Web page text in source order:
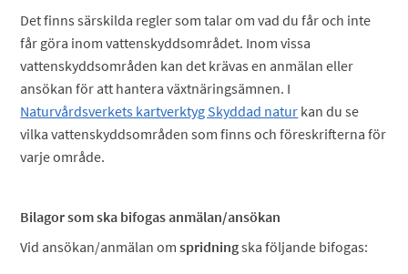
Det finns särskilda regler som talar om vad du får och inte
får göra inom vattenskyddsområdet. Inom vissa
vattenskyddsområden kan det krävas en anmälan eller
ansökan för att hantera växtnäringsämnen. I
Naturvårdsverkets kartverktyg Skyddad natur kan du se
vilka vattenskyddsområden som finns och föreskrifterna för
varje område.
Bilagor som ska bifogas anmälan/ansökan
Vid ansökan/anmälan omspridningska följande bifogas: